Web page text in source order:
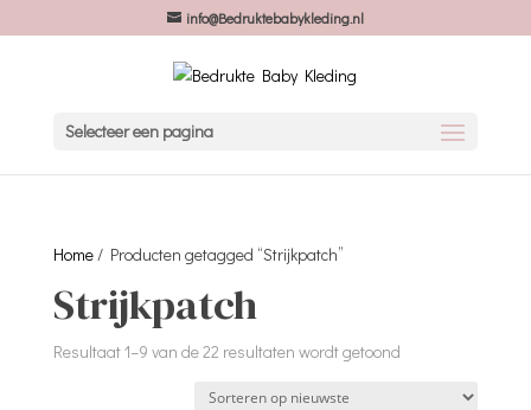
info@Bedruktebabykleding.nl
Selecteer een pagina
Home/ Producten getagged “Strijkpatch”
Strijkpatch
Resultaat 1–9 van de 22 resultaten wordt getoondGesorteerd